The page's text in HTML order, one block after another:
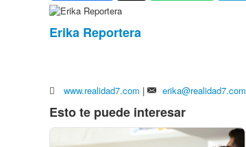
Erika Reportera
www.realidad7.com | erika@realidad7.com
Esto te puede interesar